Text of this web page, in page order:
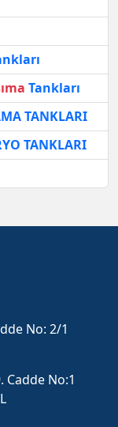
Tankları
TANKLARI
TANKLARI
No: 2/1
No:1